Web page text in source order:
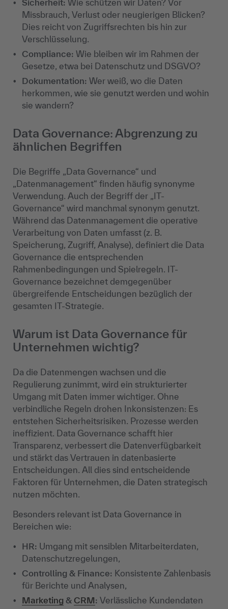
Sicherheit: Wie schützen wir Daten? Vor
Missbrauch, Verlust oder neugierigen Blicken?
Dies reicht von Zugriffsrechten bis hin zur
Verschlüsselung.
Compliance: Wie bleiben wir im Rahmen der
Gesetze, etwa bei Datenschutz und DSGVO?
Dokumentation: Wer weiß, wo die Daten
herkommen, wie sie genutzt werden und wohin
sie wandern?
Data Governance: Abgrenzung zu
ähnlichen Begriffen
Die Begriffe „Data Governance“ und
„Datenmanagement“ finden häufig synonyme
Verwendung. Auch der Begriff der „IT-
Governance“ wird manchmal synonym genutzt.
Während das Datenmanagement die operative
Verarbeitung von Daten umfasst (z. B.
Speicherung, Zugriff, Analyse), definiert die Data
Governance die entsprechenden
Rahmenbedingungen und Spielregeln. IT-
Governance bezeichnet demgegenüber
übergreifende Entscheidungen bezüglich der
gesamten IT-Strategie.
Warum ist Data Governance für
Unternehmen wichtig?
Da die Datenmengen wachsen und die
Regulierung zunimmt, wird ein strukturierter
Umgang mit Daten immer wichtiger. Ohne
verbindliche Regeln drohen Inkonsistenzen: Es
entstehen Sicherheitsrisiken. Prozesse werden
ineffizient. Data Governance schafft hier
Transparenz, verbessert die Datenverfügbarkeit
und stärkt das Vertrauen in datenbasierte
Entscheidungen. All dies sind entscheidende
Faktoren für Unternehmen, die Daten strategisch
nutzen möchten.
Besonders relevant ist Data Governance in
Bereichen wie:
HR: Umgang mit sensiblen Mitarbeiterdaten,
Datenschutzregelungen,
Controlling & Finance: Konsistente Zahlenbasis
für Berichte und Analysen,
Marketing & CRM: Verlässliche Kundendaten